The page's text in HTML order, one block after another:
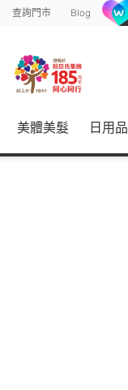
查詢門市 Blog
美體美髮 日用品